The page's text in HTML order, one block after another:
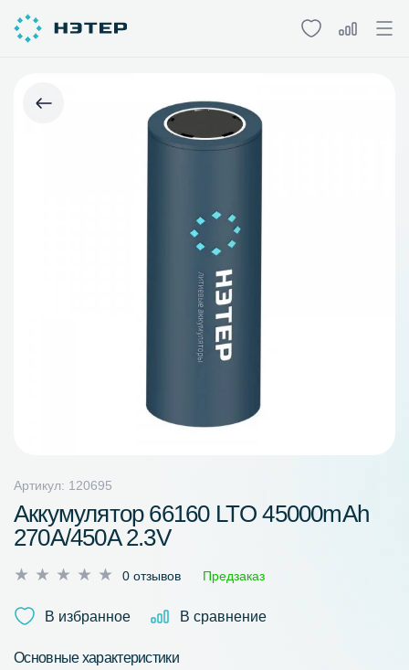
Артикул: 120695
Аккумулятор 66160 LTO 45000mAh
270A/450A 2.3V
Оценка
из
0 отзывов Предзаказ
В избранное В сравнение
Основные характеристики